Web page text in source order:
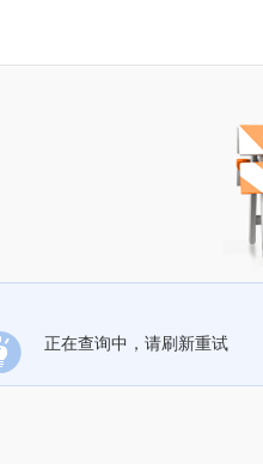
正在查询中，请刷新重试